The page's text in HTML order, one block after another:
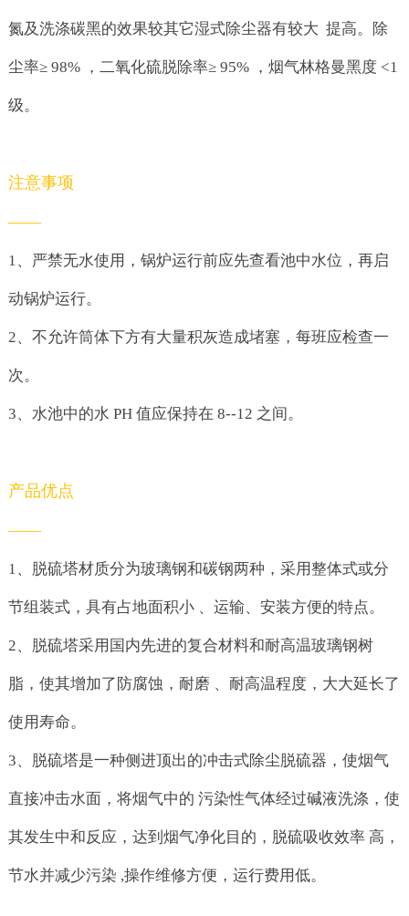
氮及洗涤碳黑的效果较其它湿式除尘器有较大 提高。除
尘率≥ 98% ，二氧化硫脱除率≥ 95% ，烟气林格曼黑度 <1
级。
注意事项
——
1、严禁无水使用，锅炉运行前应先查看池中水位，再启
动锅炉运行。
2、不允许筒体下方有大量积灰造成堵塞，每班应检查一
次。
3、水池中的水 PH 值应保持在 8--12 之间。
产品优点
——
1、脱硫塔材质分为玻璃钢和碳钢两种，采用整体式或分
节组装式，具有占地面积小 、运输、安装方便的特点。
2、脱硫塔采用国内先进的复合材料和耐高温玻璃钢树
脂，使其增加了防腐蚀，耐磨 、耐高温程度，大大延长了
使用寿命。
3、脱硫塔是一种侧进顶出的冲击式除尘脱硫器，使烟气
直接冲击水面，将烟气中的 污染性气体经过碱液洗涤，使
其发生中和反应，达到烟气净化目的，脱硫吸收效率 高，
节水并减少污染 ,操作维修方便，运行费用低。